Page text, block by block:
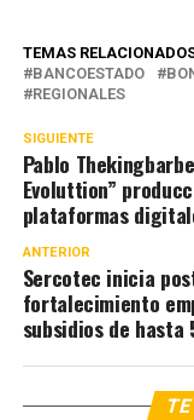
TEMAS
BANCOESTADO
REGIONALES
SIGUIENTE
Pablo
Evoluttion”
plataformas
ANTERIOR
Sercotec inicia
fortalecimiento
subsidios de hasta